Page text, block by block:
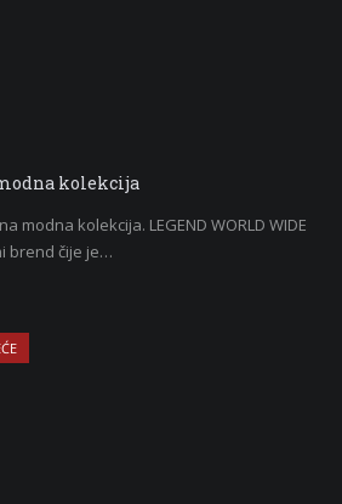
kolekcija
modna kolekcija. LEGEND WORLD WIDE
brend čije je…